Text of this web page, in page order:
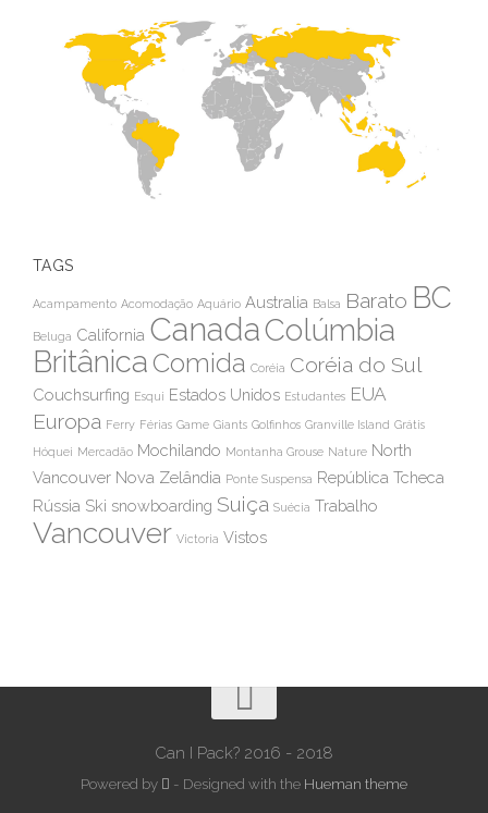
TAGS
Acampamento Acomodação Aquário Australia Balsa Barato BC
Beluga California CanadaColúmbia
Britânica Comida Coréia Coréia do Sul
Couchsurfing Esqui Estados Unidos Estudantes EUA
Europa Ferry Férias Game Giants Golfinhos Granville Island Grátis
Hóquei Mercadão Mochilando Montanha Grouse Nature North
Vancouver Nova Zelândia Ponte Suspensa República Tcheca
Rússia Ski snowboarding Suiça Suécia Trabalho
Vancouver Victoria Vistos
Can I Pack? 2016 - 2018
Powered by - Designed with the Hueman theme